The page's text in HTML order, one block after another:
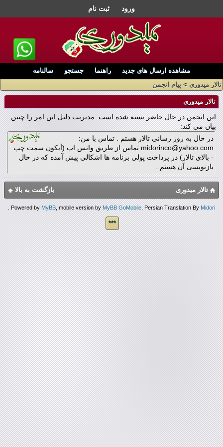
ورود ثبت نام
مشاهده ارسال های جدید راهنما جستجو
سالنامه
تالار میدوری > پیام انجمن
تالار میدوری
این انجمن در حال حاضر بسته شده است. مدیریت دلیل این امر را چنین
بیان می کند:
در حال به روز رسانی تالار هستم . تماس با من:
midorinco@yahoo.com تماس از طریق واتس اپ (آیکون سمت چپ
- بالای تالار) در پرداخت پولی برنامه ها اشکالی پیش آمده که در حال
بازنویسی آن هستم .
بازگشت به بالا تالار میدوری
Powered byMyBB, mobile version byMyBB GoMobile, Persian Translation ByMidori
.
***